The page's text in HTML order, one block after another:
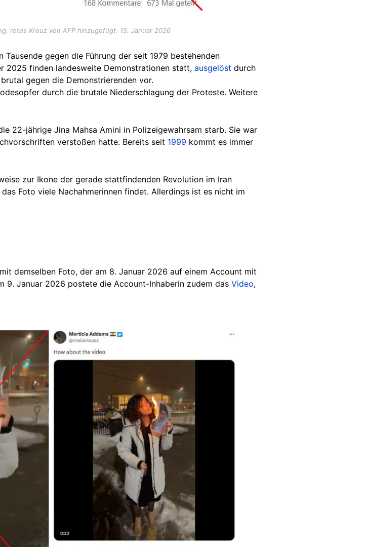
rotes Kreuz von AFP hinzugefügt: 15. Januar 2026
gegen die Führung der seit 1979 bestehenden
2025 finden landesweite Demonstrationen statt, ausgelöst durch
gegen die Demonstrierenden vor.
durch die brutale Niederschlagung der Proteste. Weitere
22-jährige Jina Mahsa Amini in Polizeigewahrsam starb. Sie war
verstoßen hatte. Bereits seit 1999 kommt es immer
zur Ikone der gerade stattfindenden Revolution im Iran
Foto viele Nachahmerinnen findet. Allerdings ist es nicht im
mit demselben Foto, der am 8. Januar 2026 auf einem Account mit
Januar 2026 postete die Account-Inhaberin zudem das Video,